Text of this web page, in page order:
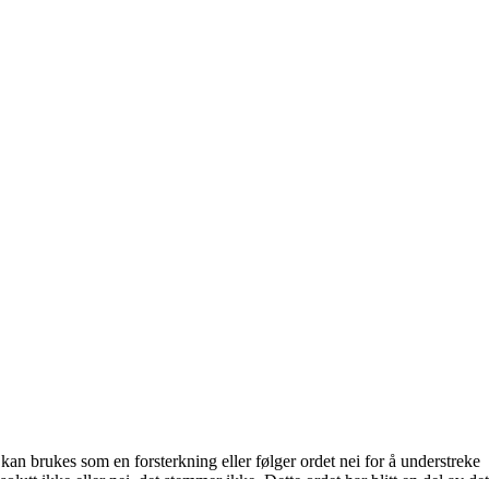
brukes som en forsterkning eller følger ordet nei for å understreke